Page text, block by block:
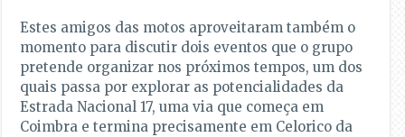
Estes amigos das motos aproveitaram também o
momento para discutir dois eventos que o grupo
pretende organizar nos próximos tempos, um dos
quais passa por explorar as potencialidades da
Estrada Nacional 17, uma via que começa em
Coimbra e termina precisamente em Celorico da